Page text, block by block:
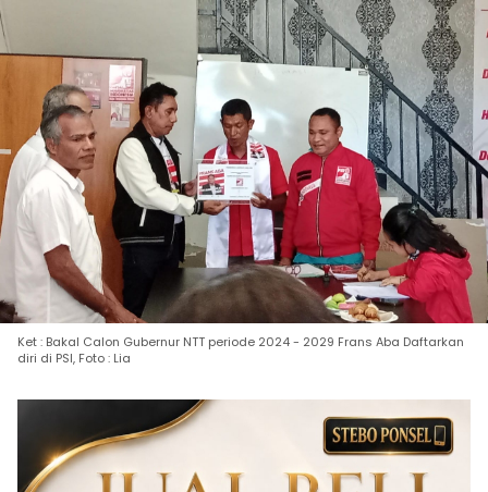
Ket : Bakal Calon Gubernur NTT periode 2024 - 2029 Frans Aba Daftarkan
diri di PSI, Foto : Lia